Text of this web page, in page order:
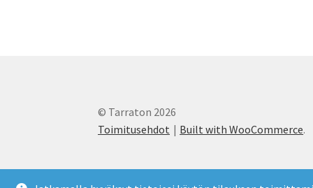
© Tarraton 2026
Toimitusehdot
Built with WooCommerce.